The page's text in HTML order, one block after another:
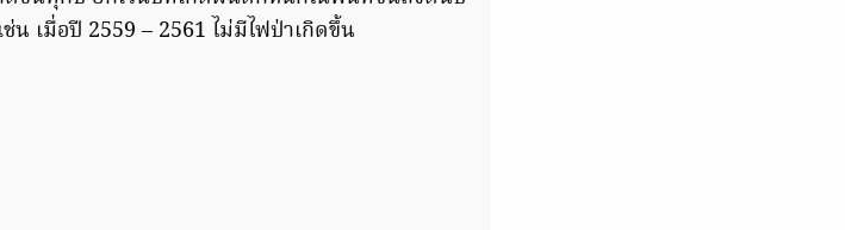
น เมื่อปี 2559 – 2561 ไม่มีไฟป่าเกิดขึ้น